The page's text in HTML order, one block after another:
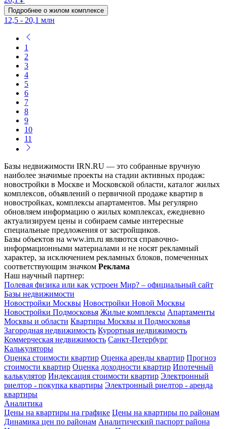
Подробнее о жилом комплексе
12,5 - 20,1 млн
1
2
3
4
5
6
7
8
9
10
11
Базы недвижимости IRN.RU — это собранные вручную
наиболее значимые проекты на стадии активных продаж:
новостройки в Москве и Московской области, каталог жилых
комплексов, объявлений о первичной продаже квартир в
новостройках, комплексы апартаментов. Мы регулярно
обновляем информацию о жилых комплексах, ежедневно
актуализируем цены и собираем самые интересные
специальные предложения от застройщиков.
Базы объектов на www.irn.ru являются справочно-
информационными материалами и не носят рекламный
характер, за исключением рекламных блоков, помеченных
соответствующим значком Реклама
Наш научный партнер:
Полевая физика или как устроен Мир? – официальный сайт
Базы недвижимости
Новостройки Москвы Новостройки Новой Москвы
Новостройки Подмосковья Жилые комплексы Апартаменты
Москвы и области Квартиры Москвы и Подмосковья
Загородная недвижимость Курортная недвижимость
Коммерческая недвижимость Санкт-Петербург
Калькуляторы
Оценка стоимости квартир Оценка аренды квартир Прогноз
стоимости квартир Оценка доходности квартир Ипотечный
калькулятор Индексация стоимости квартир Электронный
риелтор - покупка квартиры Электронный риелтор - аренда
квартиры
Аналитика
Цены на квартиры на графике Цены на квартиры по районам
Динамика цен по районам Аналитический паспорт района